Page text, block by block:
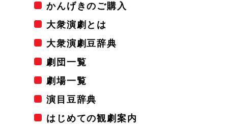
かんげきのご購入
大衆演劇とは
大衆演劇豆辞典
劇団一覧
劇場一覧
演目豆辞典
はじめての観劇案内